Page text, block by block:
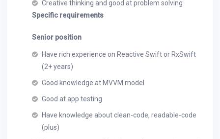
Creative thinking and good at problem solving
Specific requirements
Senior position
Have rich experience on Reactive Swift or RxSwift
(2+ years)
Good knowledge at MVVM model
Good at app testing
Have knowledge about clean-code, readable-code
(plus)